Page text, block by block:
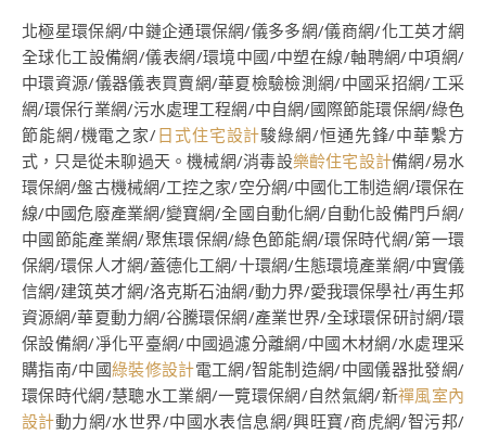
北極星環保網/中鏈企通環保網/儀多多網/儀商網/化工英才網
全球化工設備網/儀表網/環境中國/中塑在線/軸聘網/中項網/
中環資源/儀器儀表買賣網/華夏檢驗檢測網/中國采招網/工采
網/環保行業網/污水處理工程網/中自網/國際節能環保網/綠色
節能網/機電之家/日式住宅設計駿綠網/恒通先鋒/中華繫方
式，只是從未聊過天。機械網/消毒設樂齡住宅設計備網/易水
環保網/盤古機械網/工控之家/空分網/中國化工制造網/環保在
線/中國危廢產業網/變寶網/全國自動化網/自動化設備門戶網/
中國節能產業網/聚焦環保網/綠色節能網/環保時代網/第一環
保網/環保人才網/蓋德化工網/十環網/生態環境產業網/中實儀
信網/建筑英才網/洛克斯石油網/動力界/愛我環保學社/再生邦
資源網/華夏動力網/谷騰環保網/產業世界/全球環保研討網/環
保設備網/凈化平臺網/中國過濾分離網/中國木材網/水處理采
購指南/中國綠裝修設計電工網/智能制造網/中國儀器批發網/
環保時代網/慧聰水工業網/一覽環保網/自然氣網/新禪風室內
設計動力網/水世界/中國水表信息網/興旺寶/商虎網/智污邦/